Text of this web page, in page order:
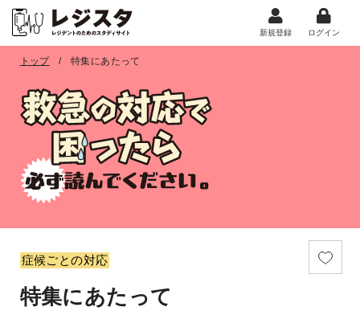
新規登録 ログイン
トップ 特集にあたって
症候ごとの対応
特集にあたって